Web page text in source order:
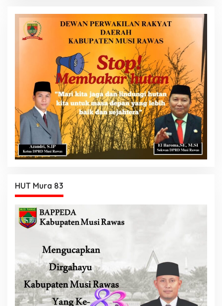
HUT Mura 83